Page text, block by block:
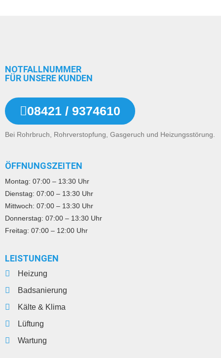
NOTFALLNUMMER
FÜR UNSERE KUNDEN
08421 / 9374610
Bei Rohrbruch, Rohrverstopfung, Gasgeruch und Heizungsstörung.
ÖFFNUNGSZEITEN
Montag: 07:00 – 13:30 Uhr
Dienstag: 07:00 – 13:30 Uhr
Mittwoch: 07:00 – 13:30 Uhr
Donnerstag: 07:00 – 13:30 Uhr
Freitag: 07:00 – 12:00 Uhr
LEISTUNGEN
Heizung
Badsanierung
Kälte & Klima
Lüftung
Wartung